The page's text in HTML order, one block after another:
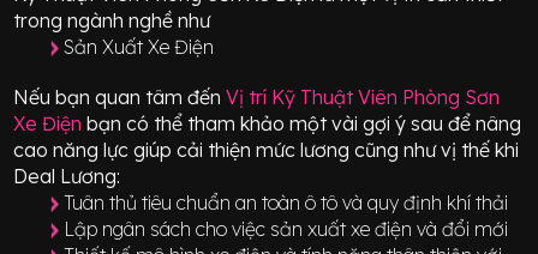
trong ngành nghề như
Sản Xuất Xe Điện
Nếu bạn quan tâm đến Vị trí Kỹ Thuật Viên Phòng Sơn
Xe Điện bạn có thể tham khảo một vài gợi ý sau để nâng
cao năng lực giúp cải thiện mức lương cũng như vị thế khi
Deal Lương:
Tuân thủ tiêu chuẩn an toàn ô tô và quy định khí thải
Lập ngân sách cho việc sản xuất xe điện và đổi mới